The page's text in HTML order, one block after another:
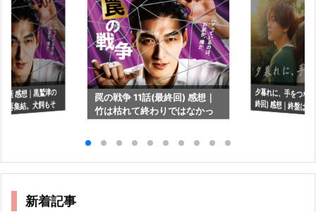
話 感想｜黒鷲津の
再集結。犬飼もそ
ます？
罠の戦争 11話(最終回) 感想｜
竹は枯れて終わりではなかっ
夕暮れに、手をつな
終回) 感想｜終盤
い"頼りになってた
新着記事